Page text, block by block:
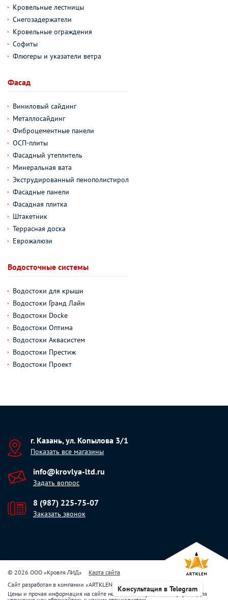
Кровельные лестницы
Снегозадержатели
Кровельные ограждения
Софиты
Флюгеры и указатели ветра
Фасад
Виниловый сайдинг
Металлосайдинг
Фиброцементные панели
ОСП-плиты
Фасадный утеплитель
Минеральная вата
Экструдированный пенополистирол
Фасадные панели
Фасадная плитка
Штакетник
Террасная доска
Еврожалюзи
Водосточные системы
Водостоки для крыши
Водостоки Гранд Лайн
Водостоки Docke
Водостоки Оптима
Водостоки Аквасистем
Водостоки Престиж
Водостоки Проект
г. Казань, ул. Копылова 3/1
Показать все магазины
info@krovlya-ltd.ru
Задать вопрос
8 (987) 225-75-07
Заказать звонок
© 2026 ООО «Кровля ЛИД»
Карта сайта
Сайт разработан в компании «ARTKLEN
Цены и прочая информация на сайте не являются публичной офертой. Для
Консультация в Telegram